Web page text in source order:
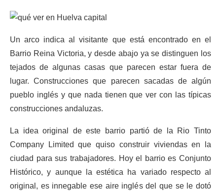
Un arco indica al visitante que está encontrado en el
Barrio Reina Victoria, y desde abajo ya se distinguen los
tejados de algunas casas que parecen estar fuera de
lugar. Construcciones que parecen sacadas de algún
pueblo inglés y que nada tienen que ver con las típicas
construcciones andaluzas.
La idea original de este barrio partió de la Rio Tinto
Company Limited que quiso construir viviendas en la
ciudad para sus trabajadores. Hoy el barrio es Conjunto
Histórico, y aunque la estética ha variado respecto al
original, es innegable ese aire inglés del que se le dotó